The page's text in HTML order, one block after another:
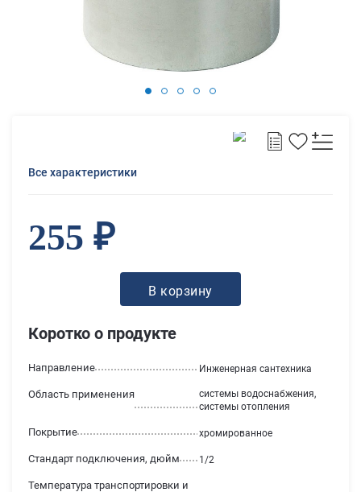
Коротко о продукте
Температура транспортировки и
Направление Инженерная сантехника
Область применения
системы водоснабжения,
системы отопления
Покрытие хромированное
Стандарт подключения, дюйм 1/2
Все характеристики
255 ₽
В корзину